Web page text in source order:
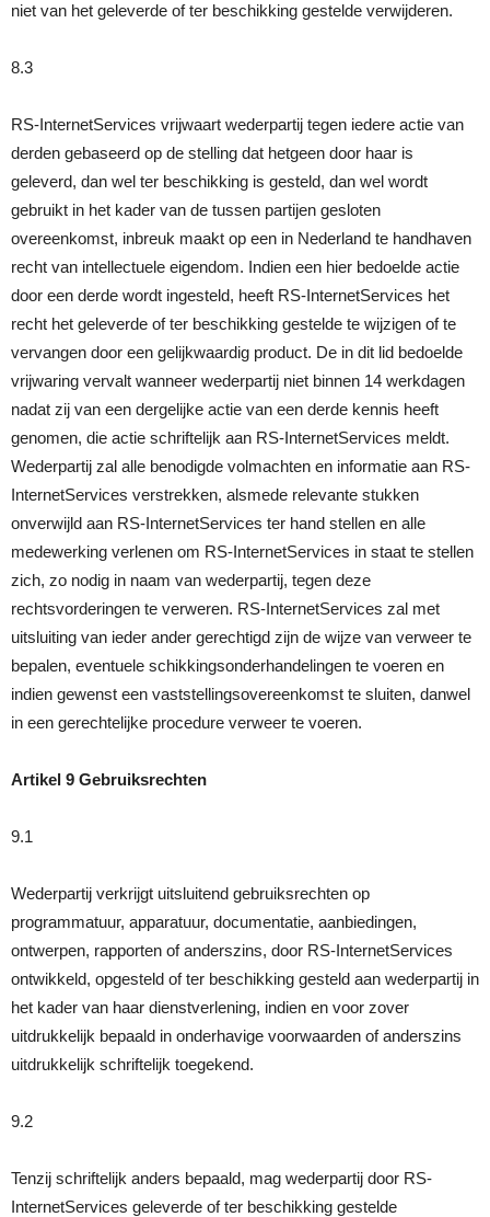
niet van het geleverde of ter beschikking gestelde verwijderen.
8.3
RS-InternetServices vrijwaart wederpartij tegen iedere actie van
derden gebaseerd op de stelling dat hetgeen door haar is
geleverd, dan wel ter beschikking is gesteld, dan wel wordt
gebruikt in het kader van de tussen partijen gesloten
overeenkomst, inbreuk maakt op een in Nederland te handhaven
recht van intellectuele eigendom. Indien een hier bedoelde actie
door een derde wordt ingesteld, heeft RS-InternetServices het
recht het geleverde of ter beschikking gestelde te wijzigen of te
vervangen door een gelijkwaardig product. De in dit lid bedoelde
vrijwaring vervalt wanneer wederpartij niet binnen 14 werkdagen
nadat zij van een dergelijke actie van een derde kennis heeft
genomen, die actie schriftelijk aan RS-InternetServices meldt.
Wederpartij zal alle benodigde volmachten en informatie aan RS-
InternetServices verstrekken, alsmede relevante stukken
onverwijld aan RS-InternetServices ter hand stellen en alle
medewerking verlenen om RS-InternetServices in staat te stellen
zich, zo nodig in naam van wederpartij, tegen deze
rechtsvorderingen te verweren. RS-InternetServices zal met
uitsluiting van ieder ander gerechtigd zijn de wijze van verweer te
bepalen, eventuele schikkingsonderhandelingen te voeren en
indien gewenst een vaststellingsovereenkomst te sluiten, danwel
in een gerechtelijke procedure verweer te voeren.
Artikel 9 Gebruiksrechten
9.1
Wederpartij verkrijgt uitsluitend gebruiksrechten op
programmatuur, apparatuur, documentatie, aanbiedingen,
ontwerpen, rapporten of anderszins, door RS-InternetServices
ontwikkeld, opgesteld of ter beschikking gesteld aan wederpartij in
het kader van haar dienstverlening, indien en voor zover
uitdrukkelijk bepaald in onderhavige voorwaarden of anderszins
uitdrukkelijk schriftelijk toegekend.
9.2
Tenzij schriftelijk anders bepaald, mag wederpartij door RS-
InternetServices geleverde of ter beschikking gestelde